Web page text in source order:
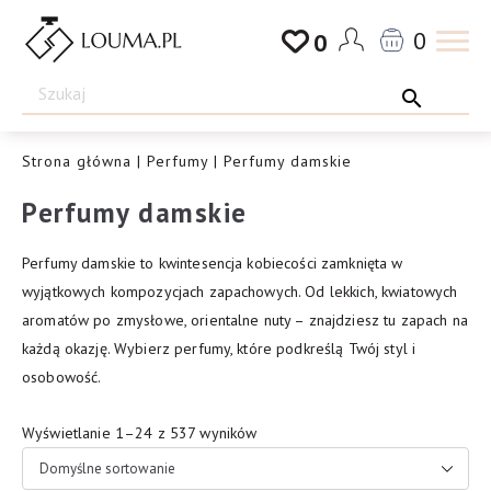
Przejdź
Drogeria
Louma.pl
0 0
Strona główna | Perfumy | Perfumy damskie
Perfumy damskie
Perfumy damskie to kwintesencja kobiecości zamknięta w
wyjątkowych kompozycjach zapachowych. Od lekkich, kwiatowych
aromatów po zmysłowe, orientalne nuty – znajdziesz tu zapach na
każdą okazję. Wybierz perfumy, które podkreślą Twój styl i
osobowość.
Wyświetlanie 1–24 z 537 wyników